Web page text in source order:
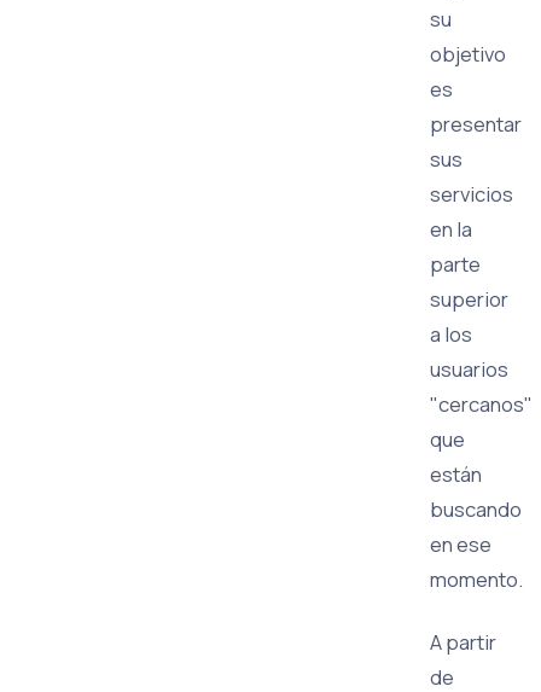
su
objetivo
es
presentar
sus
servicios
en la
parte
superior
a los
usuarios
"cercanos"
que
están
buscando
en ese
momento.
A partir
de